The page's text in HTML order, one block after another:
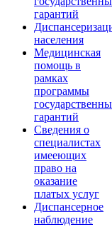
гарантий
населения
Медицинская
помощь в
рамках
программы
гарантий
Сведения о
специалистах
имееющих
право на
оказание
платых услуг
Диспансерное
наблюдение